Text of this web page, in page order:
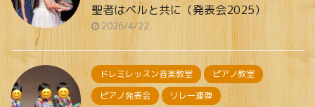
聖者はベルと共に（発表会2025）
2026/4/22
ドレミレッスン音楽教室
ピアノ教室
ピアノ発表会
リレー連弾